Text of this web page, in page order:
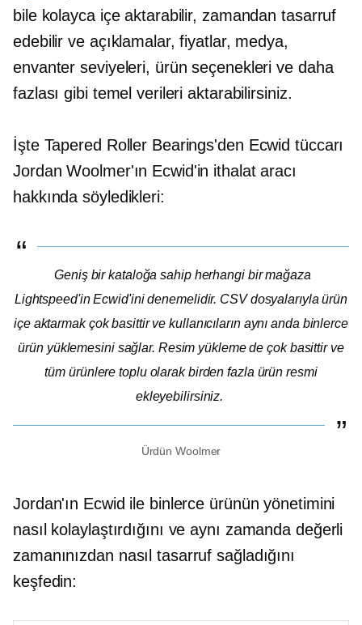
bile kolayca içe aktarabilir, zamandan tasarruf
edebilir ve açıklamalar, fiyatlar, medya,
envanter seviyeleri, ürün seçenekleri ve daha
fazlası gibi temel verileri aktarabilirsiniz.
İşte Tapered Roller Bearings'den Ecwid tüccarı
Jordan Woolmer'ın Ecwid'in ithalat aracı
hakkında söyledikleri:
Geniş bir kataloğa sahip herhangi bir mağaza
Lightspeed'in Ecwid'ini denemelidir. CSV dosyalarıyla ürün
içe aktarmak çok basittir ve kullanıcıların aynı anda binlerce
ürün yüklemesini sağlar. Resim yükleme de çok basittir ve
tüm ürünlere toplu olarak birden fazla ürün resmi
ekleyebilirsiniz.
Ürdün Woolmer
Jordan'ın Ecwid ile binlerce ürünün yönetimini
nasıl kolaylaştırdığını ve aynı zamanda değerli
zamanınızdan nasıl tasarruf sağladığını
keşfedin: